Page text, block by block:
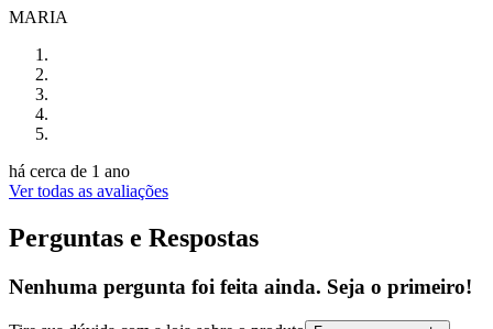
MARIA
há cerca de 1 ano
Ver todas as avaliações
Perguntas e Respostas
Nenhuma pergunta foi feita ainda. Seja o primeiro!